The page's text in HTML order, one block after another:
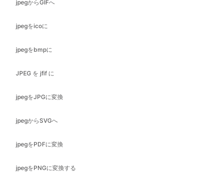
jpegをbmpに
JPEG を jfif に
jpegをJPGに変換
jpegからSVGへ
jpegをPDFに変換
jpegをPNGに変換する
jpegからwebpへ